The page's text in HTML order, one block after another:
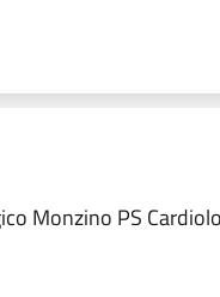
Monzino PS